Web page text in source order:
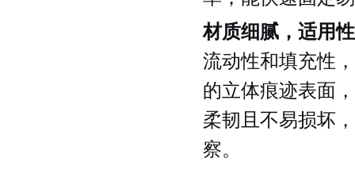
材质细腻，适用
流动性和填充性
的立体痕迹表面
柔韧且不易损坏
察。